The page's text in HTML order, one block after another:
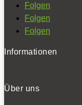
Folgen
Folgen
Folgen
Informationen
Über uns